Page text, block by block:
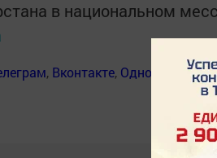
в национальном
, Вконтакте, Одноклассники